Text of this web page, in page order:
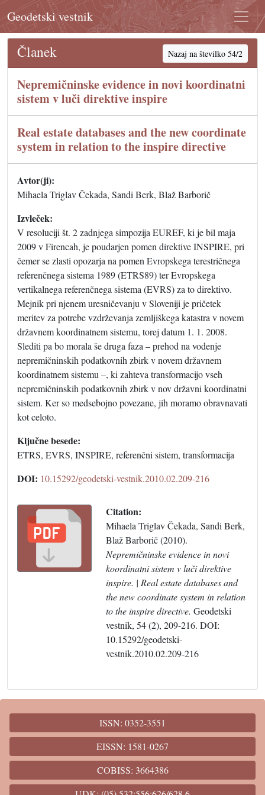
Geodetski vestnik
Članek Nazaj na številko 54/2
Nepremičninske evidence in novi koordinatni
sistem v luči direktive inspire
Real estate databases and the new coordinate
system in relation to the inspire directive
Avtor(ji):
Mihaela Triglav Čekada, Sandi Berk, Blaž Barborič
Izvleček:
V resoluciji št. 2 zadnjega simpozija EUREF, ki je bil maja
2009 v Firencah, je poudarjen pomen direktive INSPIRE, pri
čemer se zlasti opozarja na pomen Evropskega terestričnega
referenčnega sistema 1989 (ETRS89) ter Evropskega
vertikalnega referenčnega sistema (EVRS) za to direktivo.
Mejnik pri njenem uresničevanju v Sloveniji je pričetek
meritev za potrebe vzdrževanja zemljiškega katastra v novem
državnem koordinatnem sistemu, torej datum 1. 1. 2008.
Slediti pa bo morala še druga faza – prehod na vodenje
nepremičninskih podatkovnih zbirk v novem državnem
koordinatnem sistemu –, ki zahteva transformacijo vseh
nepremičninskih podatkovnih zbirk v nov državni koordinatni
sistem. Ker so medsebojno povezane, jih moramo obravnavati
kot celoto.
Ključne besede:
ETRS, EVRS, INSPIRE, referenčni sistem, transformacija
DOI: 10.15292/geodetski-vestnik.2010.02.209-216
Citation:
Mihaela Triglav Čekada, Sandi Berk,
Blaž Barborič (2010).
Nepremičninske evidence in novi
koordinatni sistem v luči direktive
inspire. | Real estate databases and
the new coordinate system in relation
to the inspire directive. Geodetski
vestnik, 54 (2), 209-216. DOI:
10.15292/geodetski-
vestnik.2010.02.209-216
ISSN: 0352-3551
EISSN: 1581-0267
COBISS: 3664386